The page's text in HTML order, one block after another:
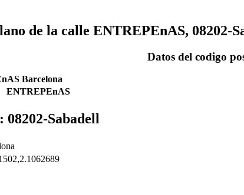
de la calle ENTREPEnAS, 08202-
Datos del codigo
Barcelona
ENTREPEnAS
08202-Sabadell